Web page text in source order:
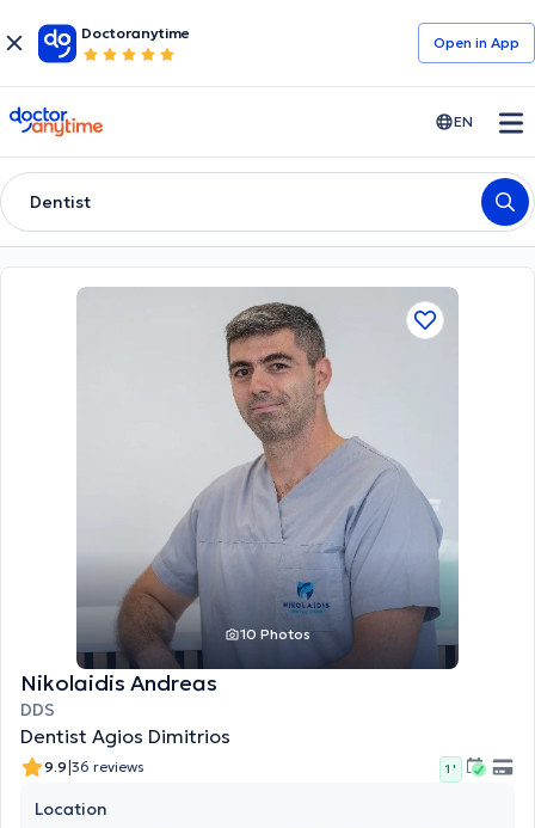
Doctoranytime
Open in Αpp
doctoranytime EN
Dentist
10 Photos
Nikolaidis Andreas
DDS
Dentist Agios Dimitrios
9.9|36 reviews 1 '
Location